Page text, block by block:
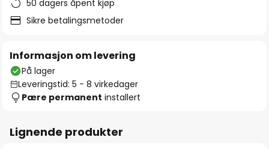
50 dagers åpent kjøp
Sikre betalingsmetoder
Informasjon om levering
På lager
Leveringstid: 5 - 8 virkedager
Pære permanent installert
Lignende produkter